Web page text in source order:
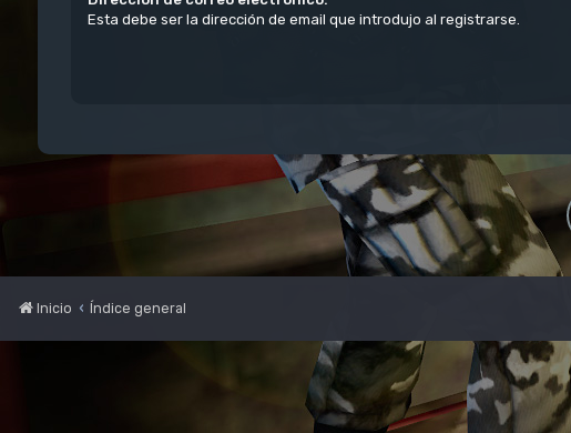
Esta debe ser la dirección de email que introdujo al registrarse.
Inicio Índice general